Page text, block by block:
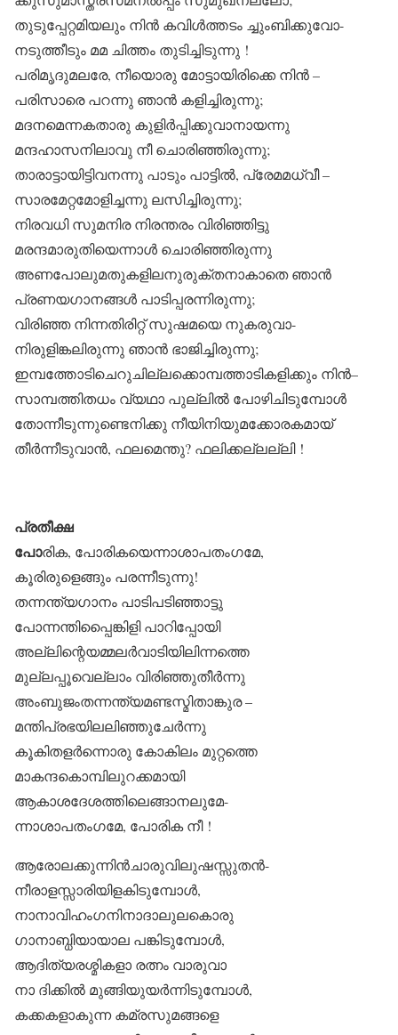
തുടുപ്പേറ്റമിയലും നിൻ കവിൾത്തടം ച്ചുംബിക്കുവോ-
നടുത്തീടും മമ ചിത്തം തുടിച്ചിടുന്നു !
പരിമൃദുമലരേ, നീയൊരു മോട്ടായിരിക്കെ നിൻ –
പരിസാരെ പറന്നു ഞാൻ കളിച്ചിരുന്നു;
മദനമെന്നകതാരു കുളിർപ്പിക്കുവാനായന്നു
മന്ദഹാസനിലാവു നീ ചൊരിഞ്ഞിരുന്നു;
താരാട്ടായിട്ടിവനന്നു പാടും പാട്ടിൽ, പ്രേമമധ്വീ –
സാരമേറ്റമോളിച്ചന്നു ലസിച്ചിരുന്നു;
നിരവധി സുമനിര നിരന്തരം വിരിഞ്ഞിട്ടു
മരന്ദമാരുതിയെന്നാൾ ചൊരിഞ്ഞിരുന്നു
അണപോലുമതുകളിലനുരുക്തനാകാതെ ഞാൻ
പ്രണയഗാനങ്ങൾ പാടിപ്പരന്നിരുന്നു;
വിരിഞ്ഞ നിന്നതിരിറ്റ് സുഷമയെ നുകരുവാ-
നിരുളിങ്കലിരുന്നു ഞാൻ ഭാജിച്ചിരുന്നു;
ഇമ്പത്തോടിചെറുചില്ലക്കൊമ്പത്താടികളിക്കും നിൻ–
സാമ്പത്തിതധം വ്യഥാ പുല്ലിൽ പോഴിചിടുമ്പോൾ
തോന്നീടുന്നുണ്ടെനിക്കു നീയിനിയുമക്കോരകമായ്‌
തീർന്നീടുവാൻ, ഫലമെന്തു? ഫലിക്കല്ലല്ലി !
പ്രതീക്ഷ
പോരിക, പോരികയെന്നാശാപതംഗമേ,
കൂരിരുളെങ്ങും പരന്നീടുന്നു!
തന്നന്ത്യഗാനം പാടിപടിഞ്ഞാട്ടു
പോന്നന്തിപ്പൈങ്കിളി പാറിപ്പോയി
അല്ലിന്റെയമ്മലർവാടിയിലിന്നത്തെ
മുല്ലപ്പൂവെല്ലാം വിരിഞ്ഞുതീർന്നു
അംബുജംതന്നന്ത്യമണ്ടസ്മിതാങ്കുര –
മന്തിപ്രഭയിലലിഞ്ഞുചേർന്നു
കൂകിതളർന്നൊരു കോകിലം മുറ്റത്തെ
മാകന്ദകൊമ്പിലുറക്കമായി
ആകാശദേശത്തിലെങ്ങാനലുമേ-
ന്നാശാപതംഗമേ, പോരിക നീ !
ആരോലക്കുന്നിൻചാരുവിലുഷസ്സുതൻ-
നീരാളസ്സാരിയിളകിടുമ്പോൾ,
നാനാവിഹംഗനിനാദാലുലകൊരു
ഗാനാബ്ധിയായാല പങ്കിടുമ്പോൾ,
ആദിത്യരശ്മികളാ രത്നം വാരുവാ
നാ ദിക്കിൽ മുങ്ങിയുയർന്നിടുമ്പോൾ,
കക്കകളാകുന്ന കമ്രസുമങ്ങളെ